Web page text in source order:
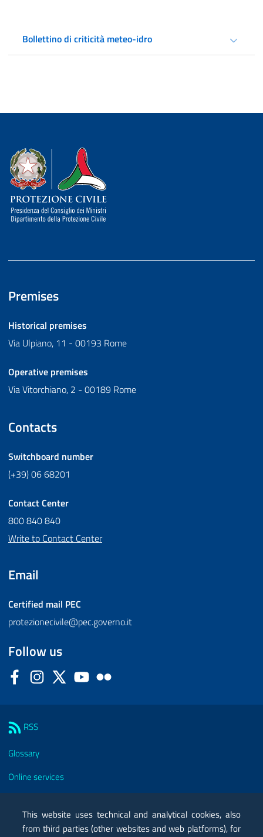
Bollettino di criticità meteo-idro
Dipartimento della Protezione Civile
Premises
Historical premises
Via Ulpiano, 11 - 00193 Rome
Operative premises
Via Vitorchiano, 2 - 00189 Rome
Contacts
Switchboard number
(+39) 06 68201
Contact Center
800 840 840
Write to Contact Center
Email
Certified mail PEC
protezionecivile@pec.governo.it
Follow us
FacebookInstagram
Twitter YouTube
RSS
Glossary
Online services
Certified mail PEC
This website uses technical and analytical cookies, also
from third parties (other websites and web platforms), for